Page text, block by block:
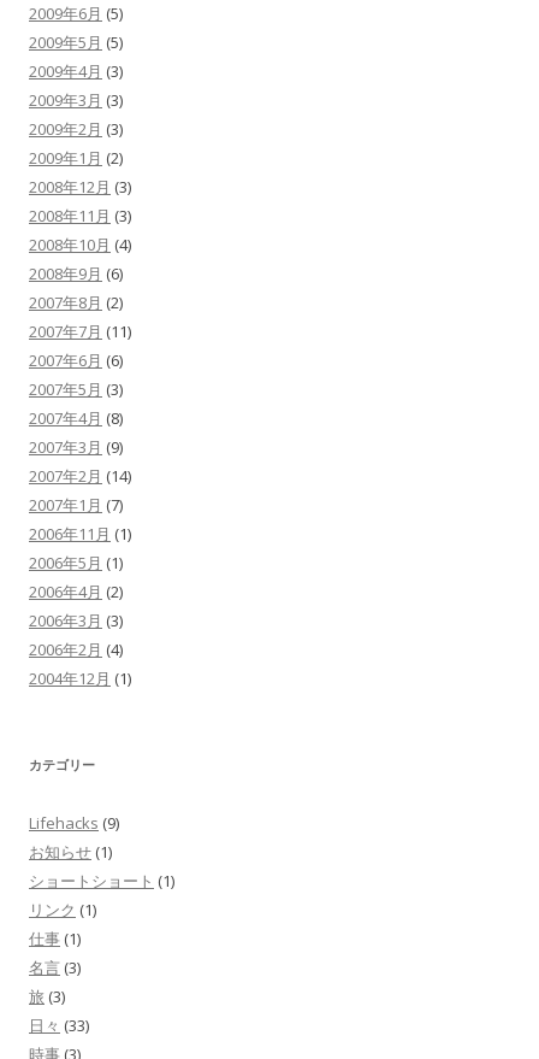
2009年6月 (5)
2009年5月 (5)
2009年4月 (3)
2009年3月 (3)
2009年2月 (3)
2009年1月 (2)
2008年12月 (3)
2008年11月 (3)
2008年10月 (4)
2008年9月 (6)
2007年8月 (2)
2007年7月 (11)
2007年6月 (6)
2007年5月 (3)
2007年4月 (8)
2007年3月 (9)
2007年2月 (14)
2007年1月 (7)
2006年11月 (1)
2006年5月 (1)
2006年4月 (2)
2006年3月 (3)
2006年2月 (4)
2004年12月 (1)
カテゴリー
Lifehacks (9)
お知らせ (1)
ショートショート (1)
リンク (1)
仕事 (1)
名言 (3)
旅 (3)
日々 (33)
時事 (3)